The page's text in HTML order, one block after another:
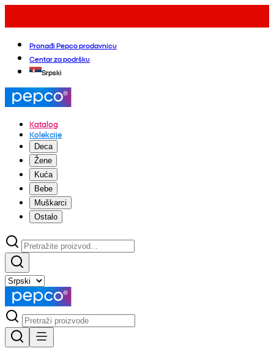
Pronađi Pepco prodavnicu
Centar za podršku
Srpski
Katalog
Kolekcije
Deca
Žene
Kuća
Bebe
Muškarci
Ostalo